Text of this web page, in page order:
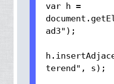
var h =
ad3");
terend", s);